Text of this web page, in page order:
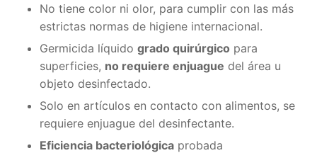
No tiene color ni olor, para cumplir con las más
estrictas normas de higiene internacional.
Germicida líquido grado quirúrgico para
superficies, no requiere enjuague del área u
objeto desinfectado.
Solo en artículos en contacto con alimentos, se
requiere enjuague del desinfectante.
Eficiencia bacteriológica probada